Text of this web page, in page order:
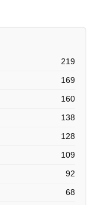
219
169
160
138
128
109
92
68